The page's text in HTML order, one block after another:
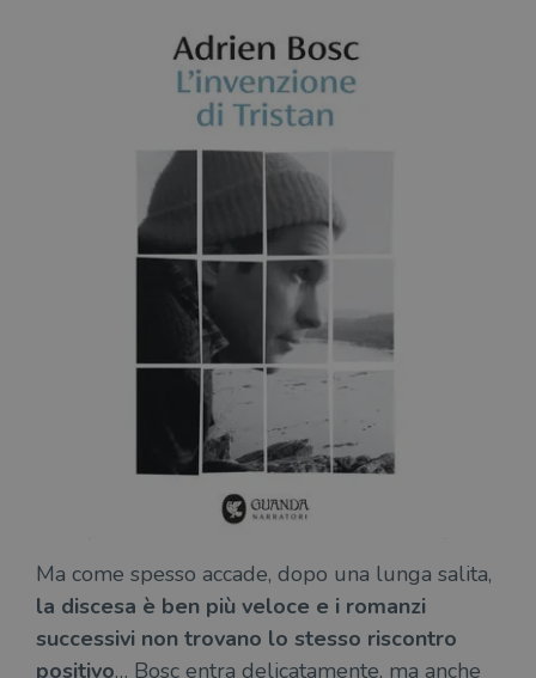
Ma come spesso accade, dopo una lunga salita,
la discesa è ben più veloce e i romanzi
successivi non trovano lo stesso riscontro
positivo… Bosc entra delicatamente, ma anche